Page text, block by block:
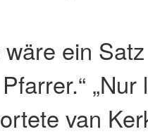
wäre ein
van